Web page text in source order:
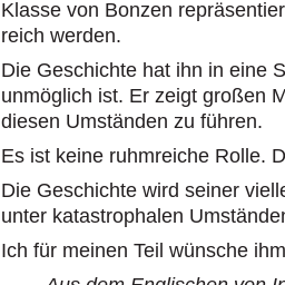
Klasse von Bonzen
reich werden.
Die Geschichte hat ihn in eine
unmöglich ist. Er zeigt großen
diesen Umständen zu führen.
Es ist keine ruhmreiche Rolle.
Die Geschichte wird seiner
unter katastrophalen
Ich für meinen Teil wünsche